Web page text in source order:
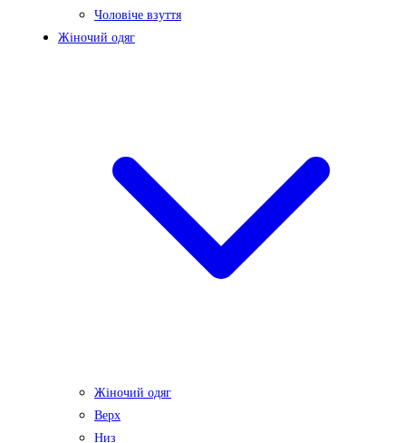
Чоловіче взуття
Жіночий одяг
Жіночий одяг
Верх
Низ